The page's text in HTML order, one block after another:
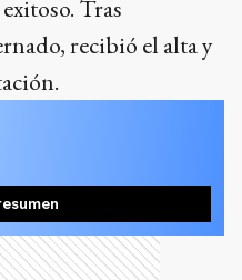
Tras
recibió el alta y